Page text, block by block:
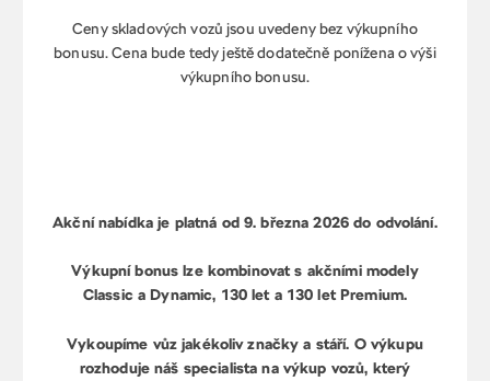
Ceny skladových vozů jsou uvedeny bez výkupního
bonusu. Cena bude tedy ještě dodatečně ponížena o výši
výkupního bonusu.
Akční nabídka je platná od 9. března 2026 do odvolání.
Výkupní bonus lze kombinovat s akčními modely
Classic a Dynamic, 130 let a 130 let Premium.
Vykoupíme vůz jakékoliv značky a stáří. O výkupu
rozhoduje náš specialista na výkup vozů, který